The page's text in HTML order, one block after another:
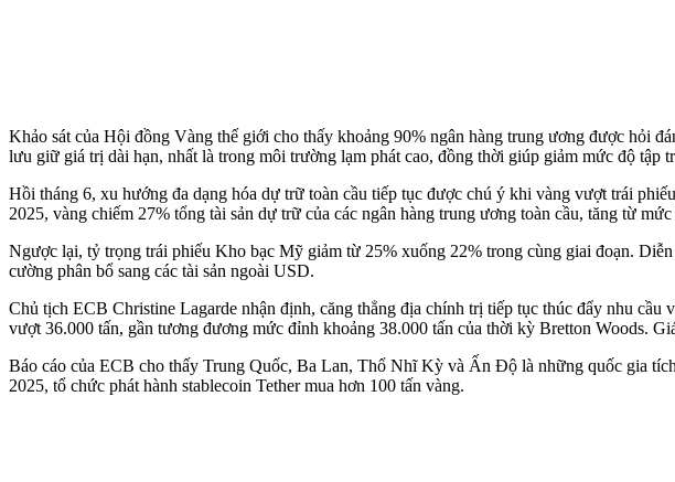
Khảo sát của Hội đồng Vàng thế giới cho thấy khoảng 90% ngân hàng trung ương được hỏi
lưu giữ giá trị dài hạn, nhất là trong môi trường lạm phát cao, đồng thời giúp giảm mức độ tập
Hồi tháng 6, xu hướng đa dạng hóa dự trữ toàn cầu tiếp tục được chú ý khi vàng vượt trái
2025, vàng chiếm 27% tổng tài sản dự trữ của các ngân hàng trung ương toàn cầu, tăng từ
Ngược lại, tỷ trọng trái phiếu Kho bạc Mỹ giảm từ 25% xuống 22% trong cùng giai đoạn.
cường phân bổ sang các tài sản ngoài USD.
Chủ tịch ECB Christine Lagarde nhận định, căng thẳng địa chính trị tiếp tục thúc đẩy nhu
vượt 36.000 tấn, gần tương đương mức đỉnh khoảng 38.000 tấn của thời kỳ Bretton Woods.
Báo cáo của ECB cho thấy Trung Quốc, Ba Lan, Thổ Nhĩ Kỳ và Ấn Độ là những quốc gia
2025, tổ chức phát hành stablecoin Tether mua hơn 100 tấn vàng.